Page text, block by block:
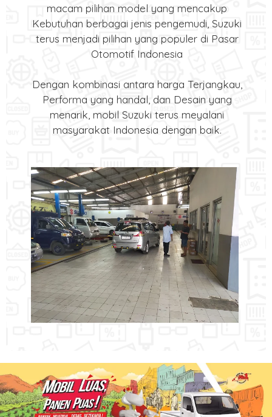
macam pilihan model yang mencakup
Kebutuhan berbagai jenis pengemudi, Suzuki
terus menjadi pilihan yang populer di Pasar
Otomotif Indonesia
Dengan kombinasi antara harga Terjangkau,
Performa yang handal, dan Desain yang
menarik, mobil Suzuki terus meyalani
masyarakat Indonesia dengan baik.